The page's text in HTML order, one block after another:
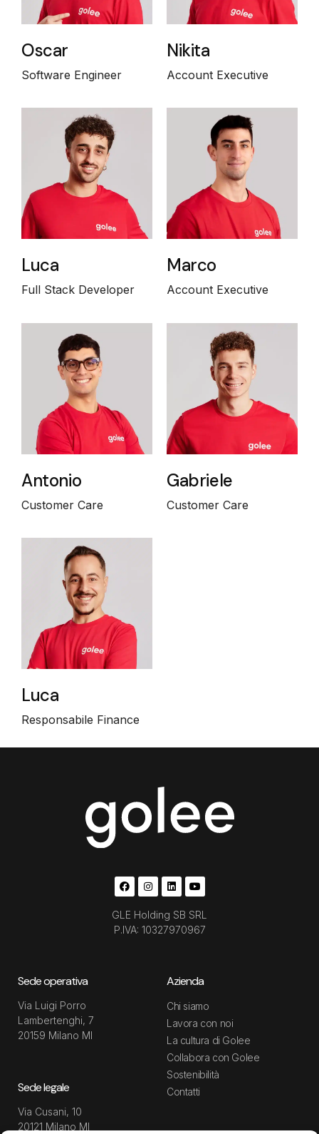
Oscar
Software Engineer
Nikita
Account Executive
Luca
Full Stack Developer
Marco
Account Executive
Antonio
Customer Care
Gabriele
Customer Care
Luca
Responsabile Finance
GLE Holding SB SRL
P.IVA: 10327970967
Sede operativa
Via Luigi Porro
Lambertenghi, 7
20159 Milano MI
Sede legale
Via Cusani, 10
20121 Milano MI
Azienda
Chi siamo
Lavora con noi
La cultura di Golee
Collabora con Golee
Sostenibilità
Contatti